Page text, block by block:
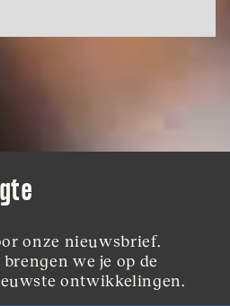
onze nieuwsbrief.
we je op de
ontwikkelingen.